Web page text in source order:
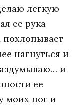
легкую
ее рука
похлопывает
нагнуться и
и
ее
моих ног и